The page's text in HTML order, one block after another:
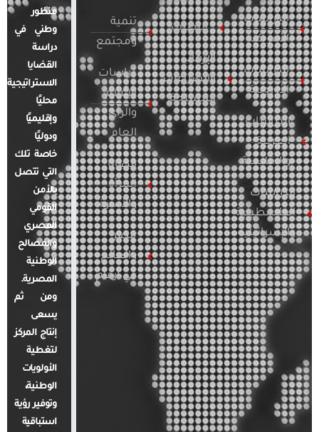
الدراسات
الأمريكية
الدراسات
الأوروبية
الدراسات
العربية
والإقليمية
الدراسات
الفلسطينية
والإسرائيلية
التطرف
الإرهاب
والصراعات
المسلحة
تنمية
ومجتمع
دراسات
الإعلام
والرأي
العام
قضايا
المرأة
والأسرة
مصر
والعالم
في أرقام
منظور
وطني في
دراسة
القضايا
الاستراتيجية
محليًا
وإقليميًا
ودوليًا
خاصة تلك
التي تتصل
بالأمن
القومي
المصري
والمصالح
الوطنية
المصرية.
ومن ثم
يسعى
إنتاج المركز
لتغطية
الأولويات
الوطنية،
وتوفير رؤية
استباقية